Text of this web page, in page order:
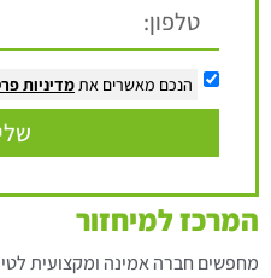
הנכם מאשרים אתמדיניות
המרכז למיחזור
מחפשים חברה אמינה ומקצועית